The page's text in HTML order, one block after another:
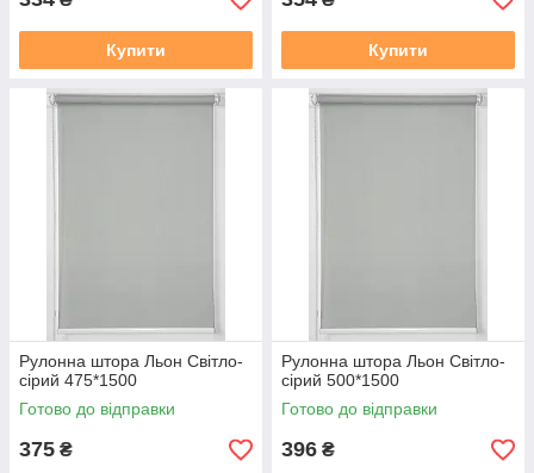
Купити Купити
Рулонна штора Льон Cвiтло-
сiрий 475*1500
Готово до відправки
375 ₴
Рулонна штора Льон Cвiтло-
сiрий 500*1500
Готово до відправки
396 ₴